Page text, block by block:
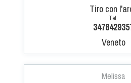
Tiro con
Tel:
Veneto
Melissa